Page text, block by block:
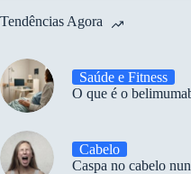
Tendências Agora
Saúde e Fitness
O que é o
Cabelo
Caspa no cabelo